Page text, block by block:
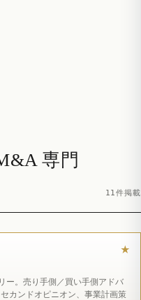
専門
11件掲載
ー。売り手側／買い手側アドバ
カンドオピニオン、事業計画策